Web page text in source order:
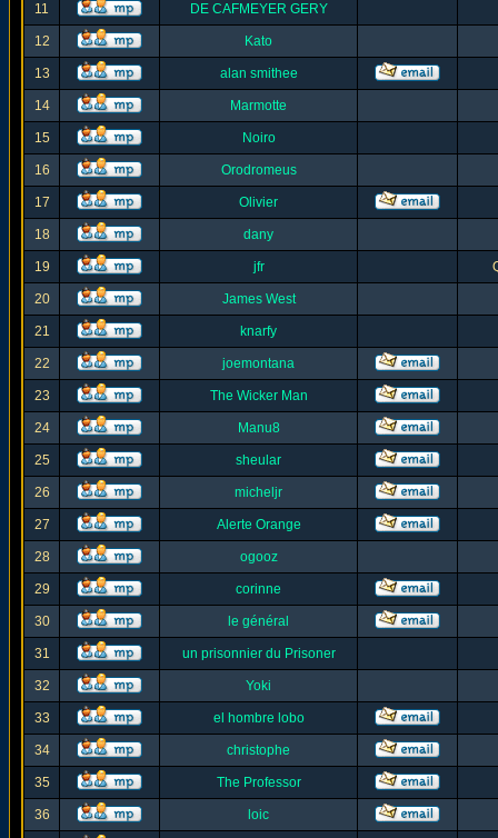
11 DE CAFMEYER GERY
12 Kato
13 alan smithee
14 Marmotte
15 Noiro
16 Orodromeus
17 Olivier
18 dany
19 jfr
20 James West
21 knarfy
22 joemontana
23 The Wicker Man
24 Manu8
25 sheular
26 micheljr
27 Alerte Orange
28 ogooz
29 corinne
30 le général
31 un prisonnier du Prisoner
32 Yoki
33 el hombre lobo
34 christophe
35 The Professor
36 loic